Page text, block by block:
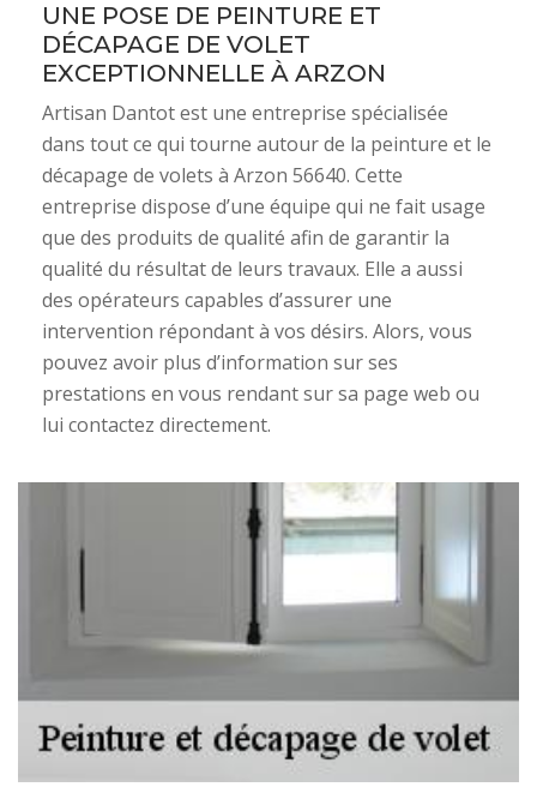
UNE POSE DE PEINTURE ET
DÉCAPAGE DE VOLET
EXCEPTIONNELLE À ARZON
Artisan Dantot est une entreprise spécialisée
dans tout ce qui tourne autour de la peinture et le
décapage de volets à Arzon 56640. Cette
entreprise dispose d’une équipe qui ne fait usage
que des produits de qualité afin de garantir la
qualité du résultat de leurs travaux. Elle a aussi
des opérateurs capables d’assurer une
intervention répondant à vos désirs. Alors, vous
pouvez avoir plus d’information sur ses
prestations en vous rendant sur sa page web ou
lui contactez directement.